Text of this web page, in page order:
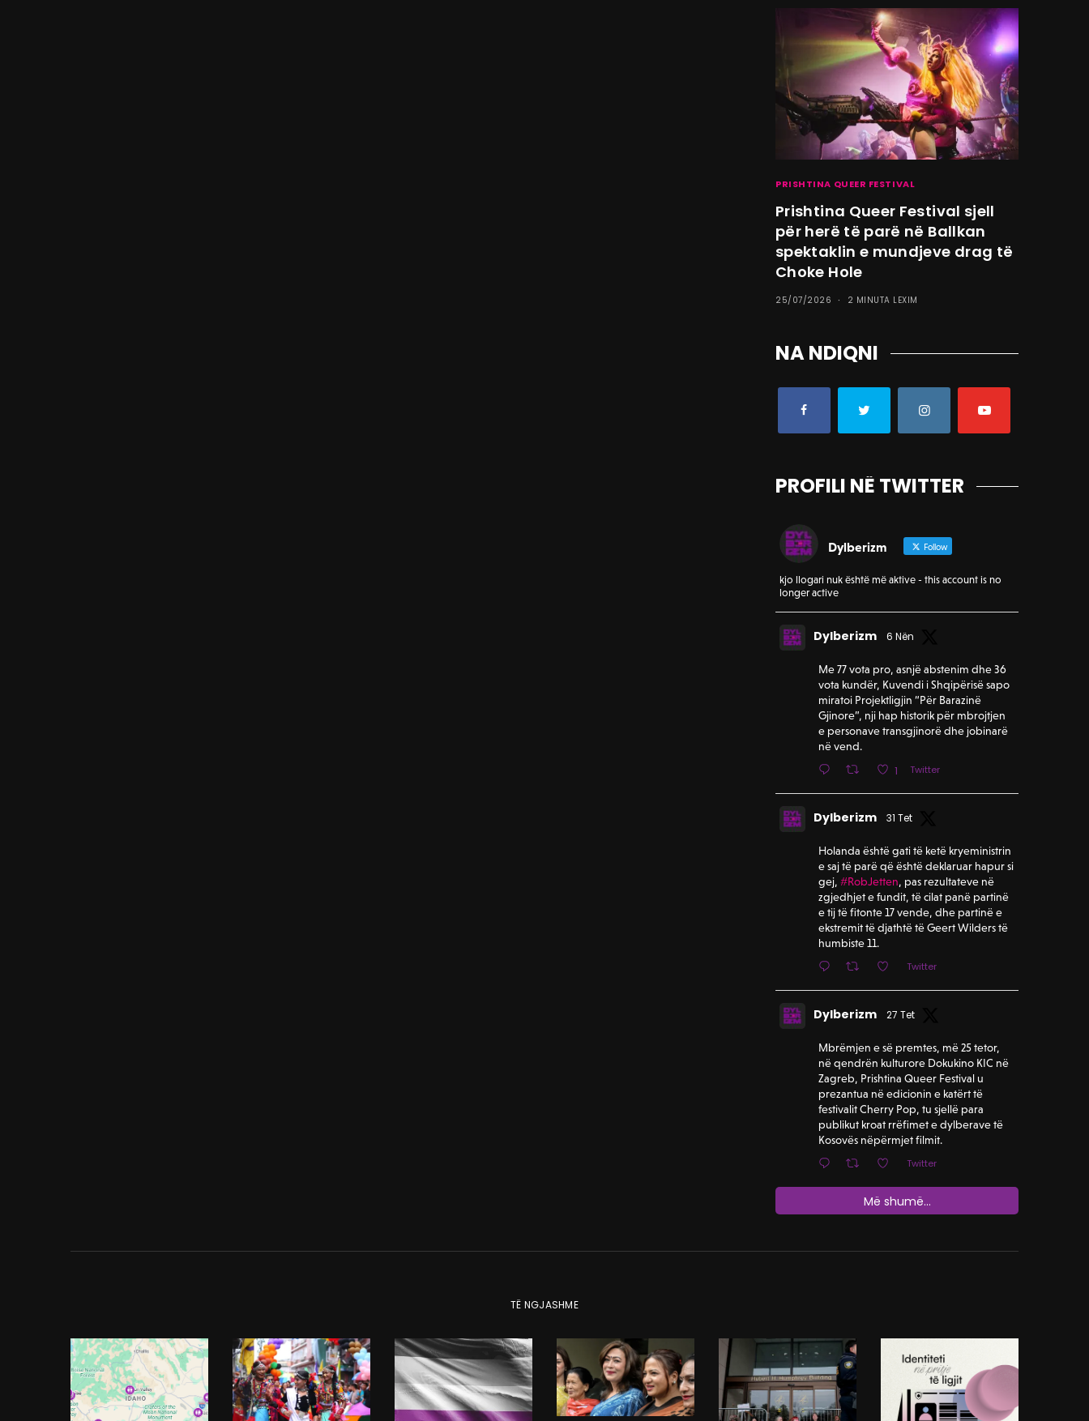
PRISHTINA QUEER FESTIVAL
Prishtina Queer Festival sjell
për herë të parë në Ballkan
spektaklin e mundjeve drag të
Choke Hole
25/07/2026 2 MINUTA LEXIM
NA NDIQNI
PROFILI NË TWITTER
Dylberizm Follow
kjo llogari nuk është më aktive - this account is no
longer active
Dylberizm 6 Nën
Me 77 vota pro, asnjë abstenim dhe 36
vota kundër, Kuvendi i Shqipërisë sapo
miratoi Projektligjin “Për Barazinë
Gjinore”, nji hap historik për mbrojtjen
e personave transgjinorë dhe jobinarë
në vend.
1 Twitter
Dylberizm 31 Tet
Holanda është gati të ketë kryeministrin
e saj të parë që është deklaruar hapur si
gej,#RobJetten, pas rezultateve në
zgjedhjet e fundit, të cilat panë partinë
e tij të fitonte 17 vende, dhe partinë e
ekstremit të djathtë të Geert Wilders të
humbiste 11.
Twitter
Dylberizm 27 Tet
Mbrëmjen e së premtes, më 25 tetor,
në qendrën kulturore Dokukino KIC në
Zagreb, Prishtina Queer Festival u
prezantua në edicionin e katërt të
festivalit Cherry Pop, tu sjellë para
publikut kroat rrëfimet e dylberave të
Kosovës nëpërmjet filmit.
Twitter
Më shumë...
TË NGJASHME